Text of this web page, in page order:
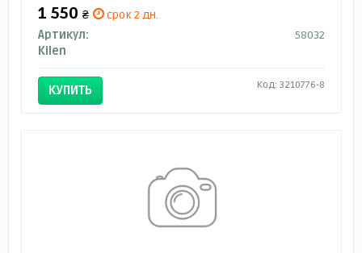
1 550 ₴
срок 2 дн.
Артикул:
58032
Kilen
КУПИТЬ Код: 3210776-8